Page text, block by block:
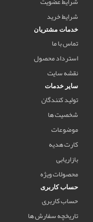
شرایط خرید
خدمات مشتریان
تماس با ما
استرداد محصول
نقشه سایت
سایر خدمات
تولید کنندگان
شخصیت ها
موضوعات
کارت هدیه
بازاریابی
محصولات ویژه
حساب کاربری
حساب کاربری
تاریخچه سفارش ها